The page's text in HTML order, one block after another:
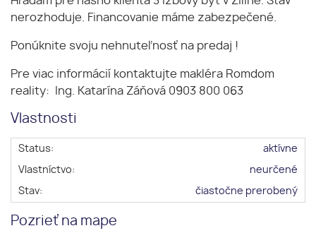
nerozhoduje. Financovanie máme zabezpečené.
Ponúknite svoju nehnuteľnosť na predaj !
Pre viac informácií kontaktujte makléra Romdom
reality: Ing. Katarína Záňová 0903 800 063
Vlastnosti
Status:
aktívne
Vlastníctvo:
neurčené
Stav:
čiastočne prerobený
Pozrieť na mape